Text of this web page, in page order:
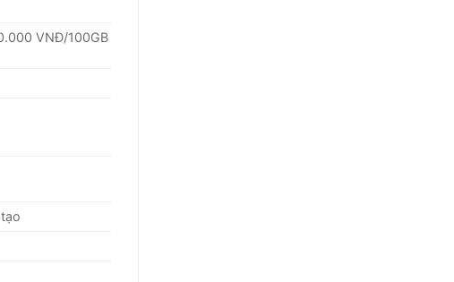
VNĐ/100GB